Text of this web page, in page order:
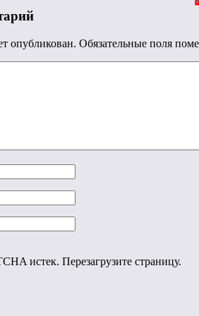
опубликован. Обязательные поля
истек. Перезагрузите страницу.